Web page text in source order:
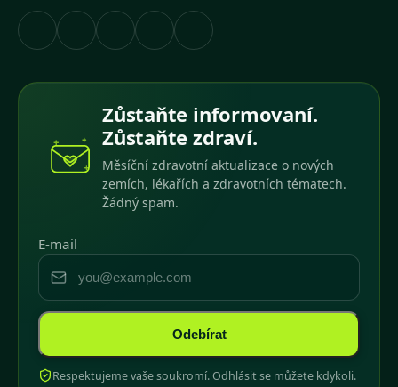
Zůstaňte informovaní.
Zůstaňte zdraví.
Měsíční zdravotní aktualizace o nových
zemích, lékařích a zdravotních tématech.
Žádný spam.
E-mail
Odebírat
Respektujeme vaše soukromí. Odhlásit se můžete kdykoli.